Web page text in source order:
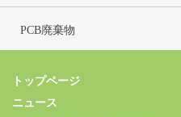
PCB廃棄物
トップページ
ニュース